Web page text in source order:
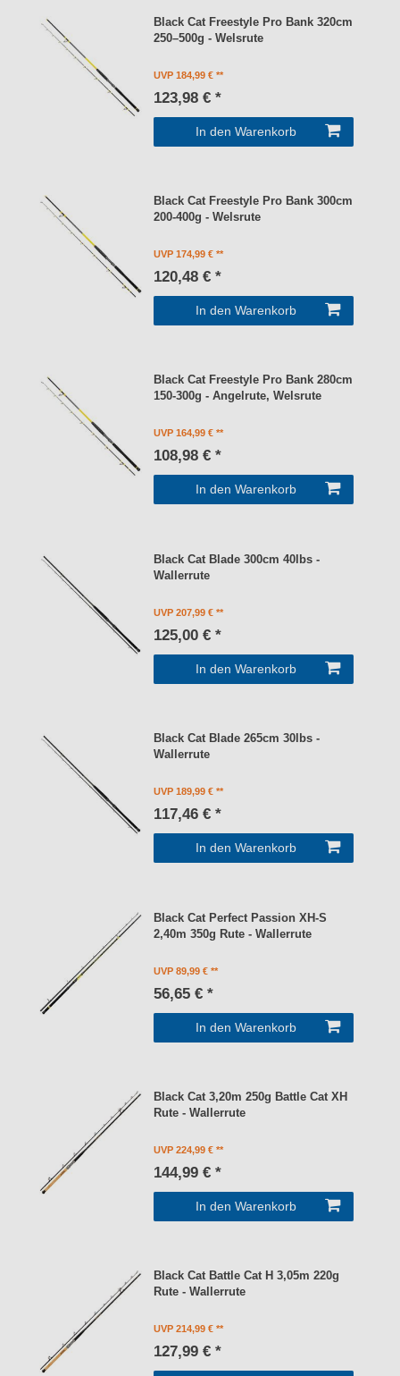
Black Cat Freestyle Pro Bank 320cm
250–500g - Welsrute
UVP 184,99 €
123,98 € *
In den Warenkorb
Black Cat Freestyle Pro Bank 300cm
200-400g - Welsrute
UVP 174,99 €
120,48 € *
In den Warenkorb
Black Cat Freestyle Pro Bank 280cm
150-300g - Angelrute, Welsrute
UVP 164,99 €
108,98 € *
In den Warenkorb
Black Cat Blade 300cm 40lbs -
Wallerrute
UVP 207,99 €
125,00 € *
In den Warenkorb
Black Cat Blade 265cm 30lbs -
Wallerrute
UVP 189,99 €
117,46 € *
In den Warenkorb
Black Cat Perfect Passion XH-S
2,40m 350g Rute - Wallerrute
UVP 89,99 €
56,65 € *
In den Warenkorb
Black Cat 3,20m 250g Battle Cat XH
Rute - Wallerrute
UVP 224,99 €
144,99 € *
In den Warenkorb
Black Cat Battle Cat H 3,05m 220g
Rute - Wallerrute
UVP 214,99 €
127,99 € *